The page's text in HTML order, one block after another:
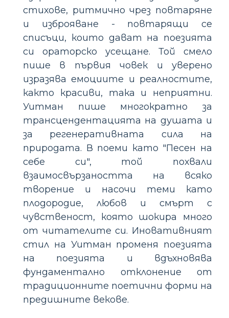
стихове, ритмично чрез повтаряне
и изброяване - повтарящи се
списъци, които дават на поезията
си ораторско усещане. Той смело
пише в първия човек и уверено
изразява емоциите и реалностите,
както красиви, така и неприятни.
Уитман пише многократно за
трансцендентацията на душата и
за регенеративната сила на
природата. В поеми като "Песен на
себе си", той похвали
взаимосвързаността на всяко
творение и насочи теми като
плодородие, любов и смърт с
чувственост, която шокира много
от читателите си. Иновативният
стил на Уитман променя поезията
на поезията и вдъхновява
фундаментално отклонение от
традиционните поетични форми на
предишните векове.